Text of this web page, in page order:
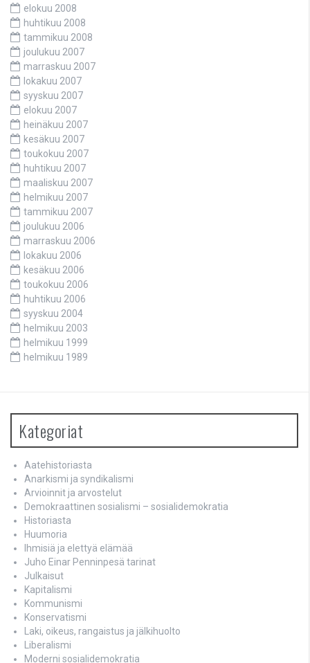
elokuu 2008
huhtikuu 2008
tammikuu 2008
joulukuu 2007
marraskuu 2007
lokakuu 2007
syyskuu 2007
elokuu 2007
heinäkuu 2007
kesäkuu 2007
toukokuu 2007
huhtikuu 2007
maaliskuu 2007
helmikuu 2007
tammikuu 2007
joulukuu 2006
marraskuu 2006
lokakuu 2006
kesäkuu 2006
toukokuu 2006
huhtikuu 2006
syyskuu 2004
helmikuu 2003
helmikuu 1999
helmikuu 1989
Kategoriat
Aatehistoriasta
Anarkismi ja syndikalismi
Arvioinnit ja arvostelut
Demokraattinen sosialismi – sosialidemokratia
Historiasta
Huumoria
Ihmisiä ja elettyä elämää
Juho Einar Penninpesä tarinat
Julkaisut
Kapitalismi
Kommunismi
Konservatismi
Laki, oikeus, rangaistus ja jälkihuolto
Liberalismi
Moderni sosialidemokratia